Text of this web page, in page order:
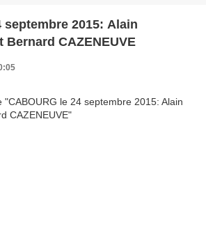
septembre 2015: Alain
Bernard CAZENEUVE